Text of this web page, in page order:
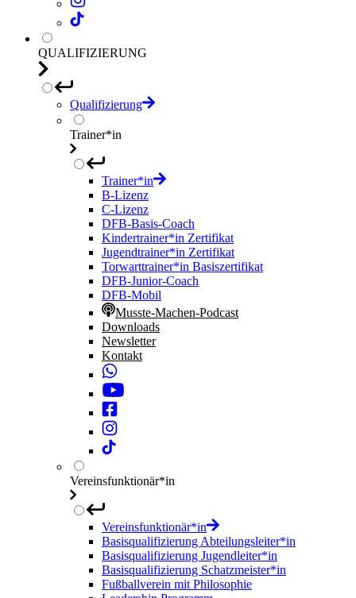
QUALIFIZIERUNG
Qualifizierung
Trainer*in
Trainer*in
B-Lizenz
C-Lizenz
DFB-Basis-Coach
Kindertrainer*in Zertifikat
Jugendtrainer*in Zertifikat
Torwarttrainer*in Basiszertifikat
DFB-Junior-Coach
DFB-Mobil
Musste-Machen-Podcast
Downloads
Newsletter
Kontakt
Vereinsfunktionär*in
Vereinsfunktionär*in
Basisqualifizierung Abteilungsleiter*in
Basisqualifizierung Jugendleiter*in
Basisqualifizierung Schatzmeister*in
Fußballverein mit Philosophie